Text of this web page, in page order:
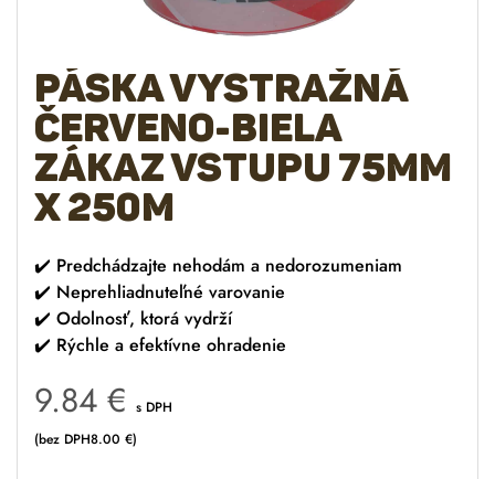
Páska vystražná
červeno-biela
ZÁKAZ VSTUPU 75mm
x 250m
✔️ Predchádzajte nehodám a nedorozumeniam
✔️ Neprehliadnuteľné varovanie
✔️ Odolnosť, ktorá vydrží
✔️ Rýchle a efektívne ohradenie
9.84 € s DPH
(bez DPH8.00 €)